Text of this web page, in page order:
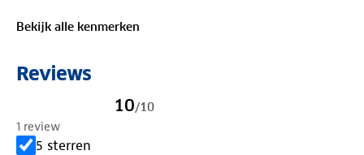
het ook een vrolijke knuffel waar kinderen graag
Dankzij het lichte gewicht en compacte formaat
neem je het kussen eenvoudig mee in de auto,
rugzak of handbagage. Ideaal voor vakanties en
dagjes uit.
Bekijk alle kenmerken
Reviews
10/10
1 review
5 sterren